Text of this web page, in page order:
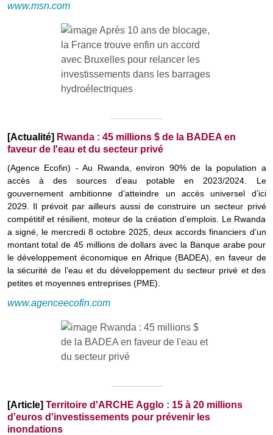
www.msn.com
[Actualité] Rwanda : 45 millions $ de la BADEA en
faveur de l'eau et du secteur privé
(Agence Ecofin) - Au Rwanda, environ 90% de la population a
accès à des sources d’eau potable en 2023/2024. Le
gouvernement ambitionne d’atteindre un accès universel d’ici
2029. Il prévoit par ailleurs aussi de construire un secteur privé
compétitif et résilient, moteur de la création d’emplois. Le Rwanda
a signé, le mercredi 8 octobre 2025, deux accords financiers d’un
montant total de 45 millions de dollars avec la Banque arabe pour
le développement économique en Afrique (BADEA), en faveur de
la sécurité de l’eau et du développement du secteur privé et des
petites et moyennes entreprises (PME).
www.agenceecofin.com
[Article] Territoire d'ARCHE Agglo : 15 à 20 millions
d'euros d'investissements pour prévenir les
inondations